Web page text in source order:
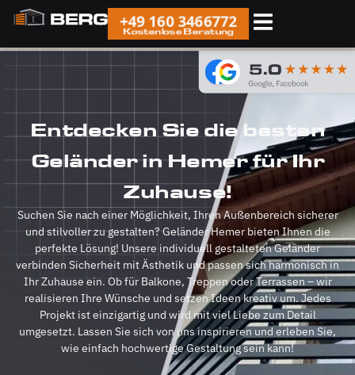
+49 160 3466772
Kostenlose Beratung
Entdecken Sie die besten
Geländer in Hemer für Ihr
Zuhause!
Suchen Sie nach einer Möglichkeit, Ihren Außenbereich sicherer
und stilvoller zu gestalten? Geländer Hemer bieten Ihnen die
perfekte Lösung! Unsere individuell gestalteten Geländer
verbinden Sicherheit mit Ästhetik und passen sich harmonisch in
Ihr Zuhause ein. Ob für Balkone, Treppen oder Terrassen – wir
realisieren Ihre Wünsche und setzen Ideen kreativ um. Jedes
Projekt ist einzigartig und wird mit viel Liebe zum Detail
umgesetzt. Lassen Sie sich von uns inspirieren und erleben Sie,
wie einfach hochwertige Gestaltung sein kann!